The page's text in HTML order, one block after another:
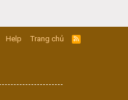
Help Trang chủ
R
S